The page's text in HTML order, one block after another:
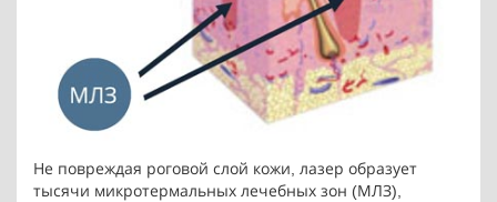
Не повреждая роговой слой кожи, лазер образует
тысячи микротермальных лечебных зон (МЛЗ),